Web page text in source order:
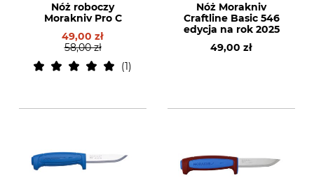
Nóż roboczy
Morakniv Pro C
49,00 zł
58,00 zł
1
Nóż Morakniv
Craftline Basic 546
edycja na rok 2025
49,00 zł